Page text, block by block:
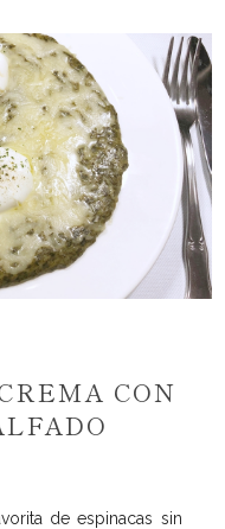
CON
de espinacas sin